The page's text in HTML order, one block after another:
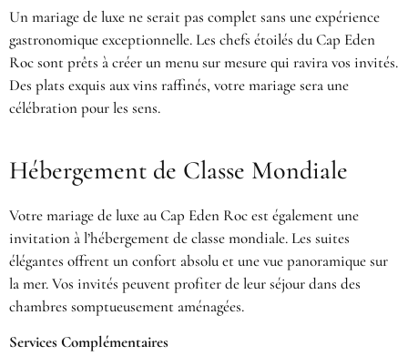
Un mariage de luxe ne serait pas complet sans une expérience
gastronomique exceptionnelle. Les chefs étoilés du Cap Eden
Roc sont prêts à créer un menu sur mesure qui ravira vos invités.
Des plats exquis aux vins raffinés, votre mariage sera une
célébration pour les sens.
Hébergement de Classe Mondiale
Votre mariage de luxe au Cap Eden Roc est également une
invitation à l’hébergement de classe mondiale. Les suites
élégantes offrent un confort absolu et une vue panoramique sur
la mer. Vos invités peuvent profiter de leur séjour dans des
chambres somptueusement aménagées.
Services Complémentaires